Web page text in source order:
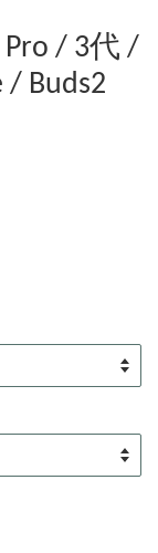
Pro / 3代 /
/ Buds2